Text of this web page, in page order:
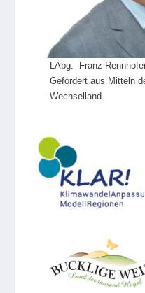
LAbg. Franz
Gefördert aus Mitteln
Wechselland